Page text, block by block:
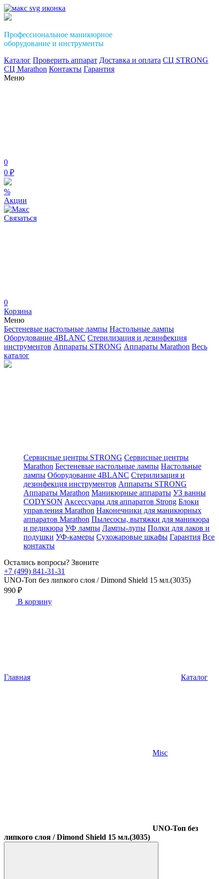
Профессиональное маникюрное
оборудование и инструменты
Каталог Проверить аппарат Доставка и оплата СЦ STRONG
СЦ Marathon Контакты Гарантия
Меню
0
0 ₽
%
Акции
Связаться
0
Корзина
Меню
Бестеневые настольные лампы Настольные лампы
Оборудование 4BLANC Стерилизация и дезинфекция
инструментов Аппараты STRONG Аппараты Marathon Весь
каталог
Сервисные центры STRONG Сервисные центры
Marathon Бестеневые настольные лампы Настольные
лампы Оборудование 4BLANC Стерилизация и
дезинфекция инструментов Аппараты STRONG
Аппараты Marathon Маникюрные аппараты УЗ ванны
CODYSON Аксессуары для аппаратов Strong Блоки
управления Marathon Наконечники для маникюрных
аппаратов Marathon Пылесосы, вытяжки для маникюра
и педикюра УФ лампы Лампы-лупы Полки для лаков и
подушки УФ-камеры Сухожаровые шкафы Гарантия Все
контакты
Остались вопросы? Звоните
+7 (499) 841-31-31
UNO-Топ без липкого слоя / Dimond Shield 15 мл.(3035)
990 ₽
В корзину
Главная Каталог
Misc
UNO-Топ без
липкого слоя / Dimond Shield 15 мл.(3035)